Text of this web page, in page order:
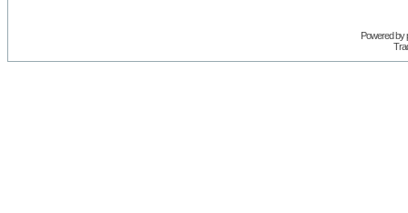
Powered by